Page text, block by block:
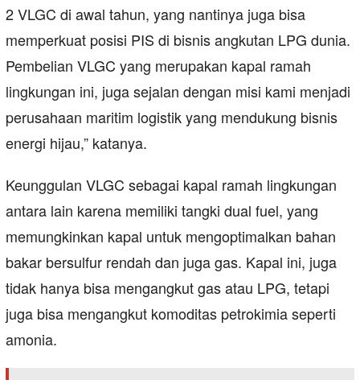
2 VLGC di awal tahun, yang nantinya juga bisa
memperkuat posisi PIS di bisnis angkutan LPG dunia.
Pembelian VLGC yang merupakan kapal ramah
lingkungan ini, juga sejalan dengan misi kami menjadi
perusahaan maritim logistik yang mendukung bisnis
energi hijau,” katanya.
Keunggulan VLGC sebagai kapal ramah lingkungan
antara lain karena memiliki tangki dual fuel, yang
memungkinkan kapal untuk mengoptimalkan bahan
bakar bersulfur rendah dan juga gas. Kapal ini, juga
tidak hanya bisa mengangkut gas atau LPG, tetapi
juga bisa mengangkut komoditas petrokimia seperti
amonia.